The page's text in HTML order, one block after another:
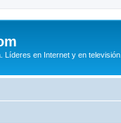
en Internet y en televisión.